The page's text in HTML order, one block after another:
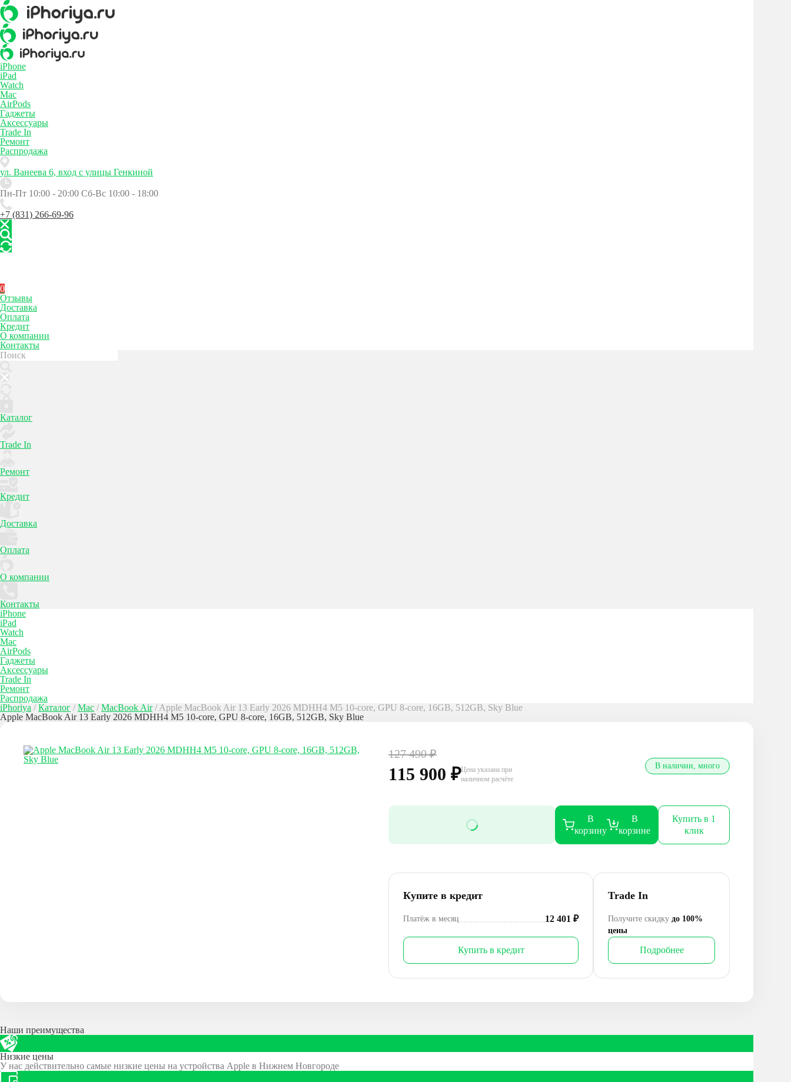
iPhone
iPad
Watch
Mac
AirPods
Гаджеты
Аксессуары
Trade In
Ремонт
Распродажа
ул. Ванеева 6, вход с улицы Генкиной
Пн-Пт 10:00 - 20:00 Сб-Вс 10:00 - 18:00
+7 (831) 266-69-96
0
Отзывы
Доставка
Оплата
Кредит
О компании
Контакты
Каталог
Trade In
Ремонт
Кредит
Доставка
Оплата
О компании
Контакты
iPhone
iPad
Watch
Mac
AirPods
Гаджеты
Аксессуары
Trade In
Ремонт
Распродажа
iPhoriya / Каталог / Mac / MacBook Air/ Apple MacBook Air 13 Early 2026 MDHH4 M5 10-core, GPU 8-core, 16GB, 512GB, Sky Blue
Apple MacBook Air 13 Early 2026 MDHH4 M5 10-core, GPU 8-core, 16GB, 512GB, Sky Blue
127 490 ₽
115 900 ₽Цена указана при
наличном расчёте
В наличии, много
В
корзину
В
корзине
Купить в 1
клик
Купите в кредит
Платёж в месяц 12 401 ₽
Купить в кредит
Trade In
Получите скидку до 100%
цены
Подробнее
Наши преимущества
Низкие цены
У нас действительно самые низкие цены на устройства Apple в Нижнем Новгороде